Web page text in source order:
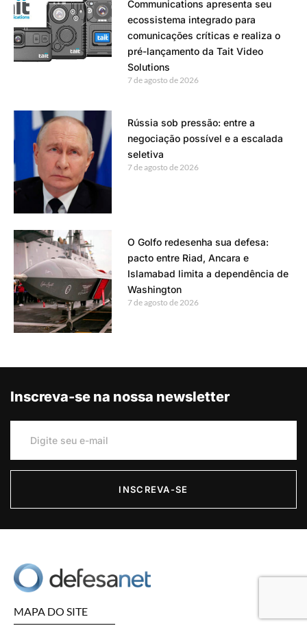
Communications apresenta seu
ecossistema integrado para
comunicações críticas e realiza o
pré-lançamento da Tait Video
Solutions
7 de agosto de 2026
Rússia sob pressão: entre a
negociação possível e a escalada
seletiva
7 de agosto de 2026
O Golfo redesenha sua defesa:
pacto entre Riad, Ancara e
Islamabad limita a dependência de
Washington
7 de agosto de 2026
Inscreva-se na nossa newsletter
INSCREVA-SE
MAPA DO SITE